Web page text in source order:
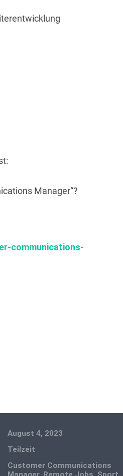
Manager“?
communications-
August 4, 2023
Teilzeit
Customer Communications